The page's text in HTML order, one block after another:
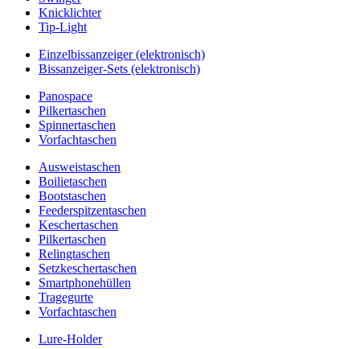
Knicklichter
Tip-Light
Einzelbissanzeiger (elektronisch)
Bissanzeiger-Sets (elektronisch)
Panospace
Pilkertaschen
Spinnertaschen
Vorfachtaschen
Ausweistaschen
Boilietaschen
Bootstaschen
Feederspitzentaschen
Keschertaschen
Pilkertaschen
Relingtaschen
Setzkeschertaschen
Smartphonehüllen
Tragegurte
Vorfachtaschen
Lure-Holder